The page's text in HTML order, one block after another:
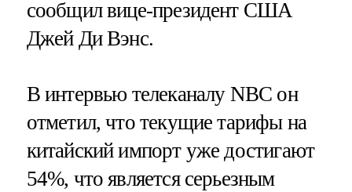
сообщил вице-президент США
Джей Ди Вэнс.
В интервью телеканалу NBC он
отметил, что текущие тарифы на
китайский импорт уже достигают
54%, что является серьезным